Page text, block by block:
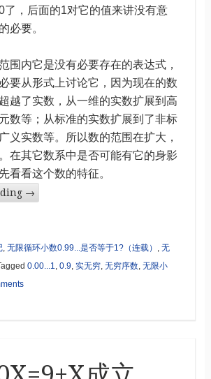
了，后面的1对它的值来讲没有意
必要。
围内它是没有必要存在的表达式，
要从形式上讨论它，因为现在的数
越了实数，从一维的实数扩展到高
数等；从标准的实数扩展到了非标
义实数等。所以数的范围在扩大，
在其它数系中是否可能有它的身影
看看这个数的特征。
→
, 无限循环小数0.99...是否等于1?（连载） , 无
0.00...1, 0.9, 实无穷, 无穷序数, 无限小